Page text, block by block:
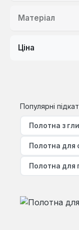
Матеріал
Ціна
Популярні
Полотна з
Полотна для
Полотна для